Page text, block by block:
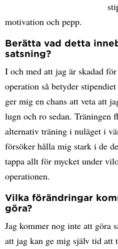
motivation och pepp.
Berätta vad detta
satsning?
I och med att jag är skadad
operation så betyder
ger mig en chans att veta att
lugn och ro sedan. Träningen
alternativ träning i nuläget i
försöker hålla mig stark i de
tappa allt för mycket under
operationen.
Vilka förändringar
göra?
Jag kommer nog inte att göra
att jag kan ge mig själv tid att